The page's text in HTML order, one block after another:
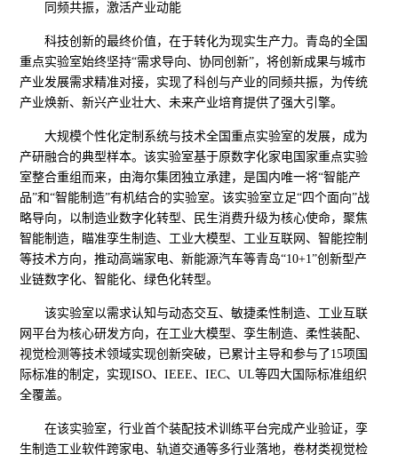
同频共振，激活产业动能
科技创新的最终价值，在于转化为现实生产力。青岛的全国
重点实验室始终坚持“需求导向、协同创新”，将创新成果与城市
产业发展需求精准对接，实现了科创与产业的同频共振，为传统
产业焕新、新兴产业壮大、未来产业培育提供了强大引擎。
大规模个性化定制系统与技术全国重点实验室的发展，成为
产研融合的典型样本。该实验室基于原数字化家电国家重点实验
室整合重组而来，由海尔集团独立承建，是国内唯一将“智能产
品”和“智能制造”有机结合的实验室。该实验室立足“四个面向”战
略导向，以制造业数字化转型、民生消费升级为核心使命，聚焦
智能制造，瞄准孪生制造、工业大模型、工业互联网、智能控制
等技术方向，推动高端家电、新能源汽车等青岛“10+1”创新型产
业链数字化、智能化、绿色化转型。
该实验室以需求认知与动态交互、敏捷柔性制造、工业互联
网平台为核心研发方向，在工业大模型、孪生制造、柔性装配、
视觉检测等技术领域实现创新突破，已累计主导和参与了15项国
际标准的制定，实现ISO、IEEE、IEC、UL等四大国际标准组织
全覆盖。
在该实验室，行业首个装配技术训练平台完成产业验证，孪
生制造工业软件跨家电、轨道交通等多行业落地，卷材类视觉检